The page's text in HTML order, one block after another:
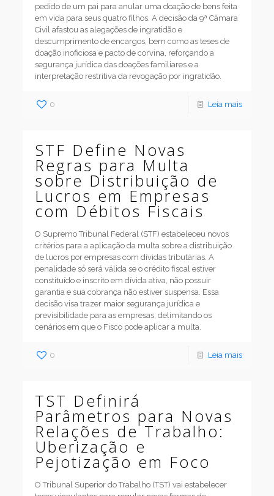
pedido de um pai para anular uma doação de bens feita
em vida para seus quatro filhos. A decisão da 9ª Câmara
Civil afastou as alegações de ingratidão e
descumprimento de encargos, bem como as teses de
doação inoficiosa e pacto de corvina, reforçando a
segurança jurídica das doações familiares e a
interpretação restritiva da revogação por ingratidão.
0 Leia mais
STF Define Novas
Regras para Multa
sobre Distribuição de
Lucros em Empresas
com Débitos Fiscais
O Supremo Tribunal Federal (STF) estabeleceu novos
critérios para a aplicação da multa sobre a distribuição
de lucros por empresas com dívidas tributárias. A
penalidade só será válida se o crédito fiscal estiver
constituído e inscrito em dívida ativa, não possuir
garantia e sua cobrança não estiver suspensa. Essa
decisão visa trazer maior segurança jurídica e
previsibilidade para as empresas, delimitando os
cenários em que o Fisco pode aplicar a multa.
0 Leia mais
TST Definirá
Parâmetros para Novas
Relações de Trabalho:
Uberização e
Pejotização em Foco
O Tribunal Superior do Trabalho (TST) vai estabelecer